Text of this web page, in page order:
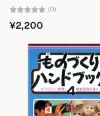
(0)
¥2,200